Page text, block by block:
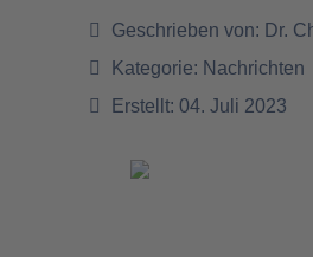
Geschrieben von: Dr.
Kategorie: Nachrichten
Erstellt: 04. Juli 2023